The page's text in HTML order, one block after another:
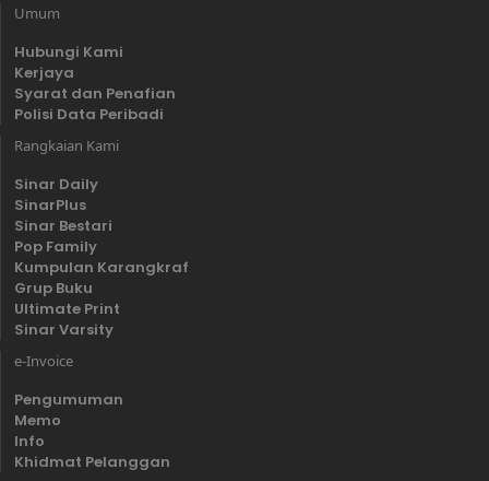
Umum
Hubungi Kami
Kerjaya
Syarat dan Penafian
Polisi Data Peribadi
Rangkaian Kami
Sinar Daily
SinarPlus
Sinar Bestari
Pop Family
Kumpulan Karangkraf
Grup Buku
Ultimate Print
Sinar Varsity
e-Invoice
Pengumuman
Memo
Info
Khidmat Pelanggan